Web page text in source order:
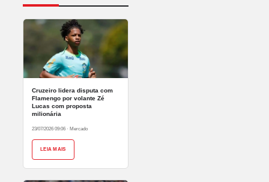
Cruzeiro lidera disputa com
Flamengo por volante Zé
Lucas com proposta
milionária
23/07/2026 09:06 · Mercado
LEIA MAIS